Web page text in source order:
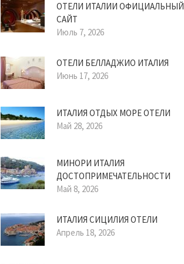
ОТЕЛИ ИТАЛИИ ОФИЦИАЛЬНЫЙ
САЙТ
Июль 7, 2026
ОТЕЛИ БЕЛЛАДЖИО ИТАЛИЯ
Июнь 17, 2026
ИТАЛИЯ ОТДЫХ МОРЕ ОТЕЛИ
Май 28, 2026
МИНОРИ ИТАЛИЯ
ДОСТОПРИМЕЧАТЕЛЬНОСТИ
Май 8, 2026
ИТАЛИЯ СИЦИЛИЯ ОТЕЛИ
Апрель 18, 2026